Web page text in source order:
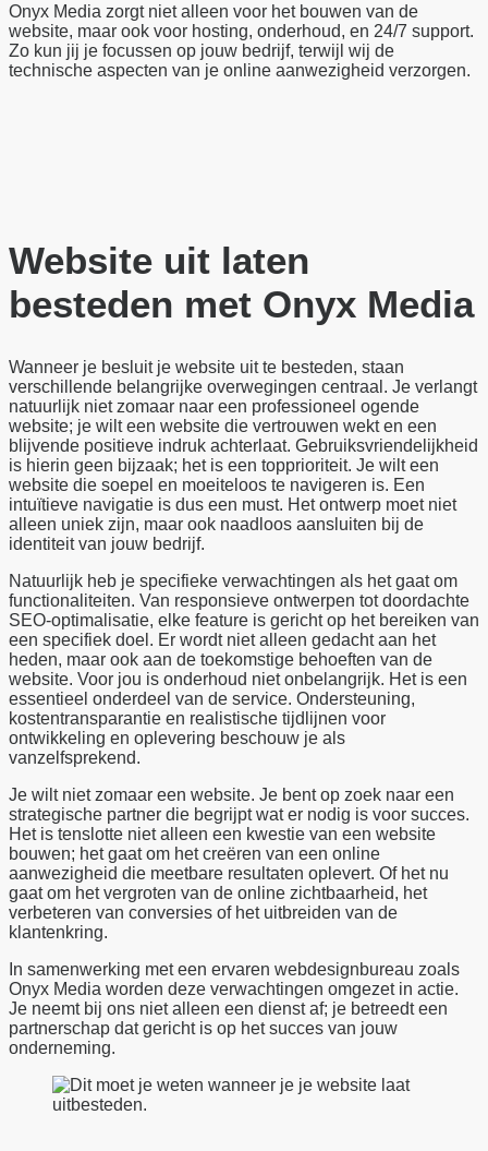
Onyx Media zorgt niet alleen voor het bouwen van de
website, maar ook voor hosting, onderhoud, en 24/7 support.
Zo kun jij je focussen op jouw bedrijf, terwijl wij de
technische aspecten van je online aanwezigheid verzorgen.
Website uit laten
besteden met Onyx Media
Wanneer je besluit je website uit te besteden, staan
verschillende belangrijke overwegingen centraal. Je verlangt
natuurlijk niet zomaar naar een professioneel ogende
website; je wilt een website die vertrouwen wekt en een
blijvende positieve indruk achterlaat. Gebruiksvriendelijkheid
is hierin geen bijzaak; het is een topprioriteit. Je wilt een
website die soepel en moeiteloos te navigeren is. Een
intuïtieve navigatie is dus een must. Het ontwerp moet niet
alleen uniek zijn, maar ook naadloos aansluiten bij de
identiteit van jouw bedrijf.
Natuurlijk heb je specifieke verwachtingen als het gaat om
functionaliteiten. Van responsieve ontwerpen tot doordachte
SEO-optimalisatie, elke feature is gericht op het bereiken van
een specifiek doel. Er wordt niet alleen gedacht aan het
heden, maar ook aan de toekomstige behoeften van de
website. Voor jou is onderhoud niet onbelangrijk. Het is een
essentieel onderdeel van de service. Ondersteuning,
kostentransparantie en realistische tijdlijnen voor
ontwikkeling en oplevering beschouw je als
vanzelfsprekend.
Je wilt niet zomaar een website. Je bent op zoek naar een
strategische partner die begrijpt wat er nodig is voor succes.
Het is tenslotte niet alleen een kwestie van een website
bouwen; het gaat om het creëren van een online
aanwezigheid die meetbare resultaten oplevert. Of het nu
gaat om het vergroten van de online zichtbaarheid, het
verbeteren van conversies of het uitbreiden van de
klantenkring.
In samenwerking met een ervaren webdesignbureau zoals
Onyx Media worden deze verwachtingen omgezet in actie.
Je neemt bij ons niet alleen een dienst af; je betreedt een
partnerschap dat gericht is op het succes van jouw
onderneming.